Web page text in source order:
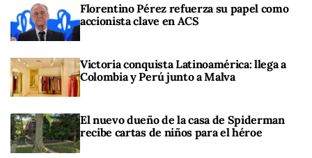
Florentino Pérez refuerza su papel como
accionista clave en ACS
Victoria conquista Latinoamérica: llega a
Colombia y Perú junto a Malva
El nuevo dueño de la casa de Spiderman
recibe cartas de niños para el héroe